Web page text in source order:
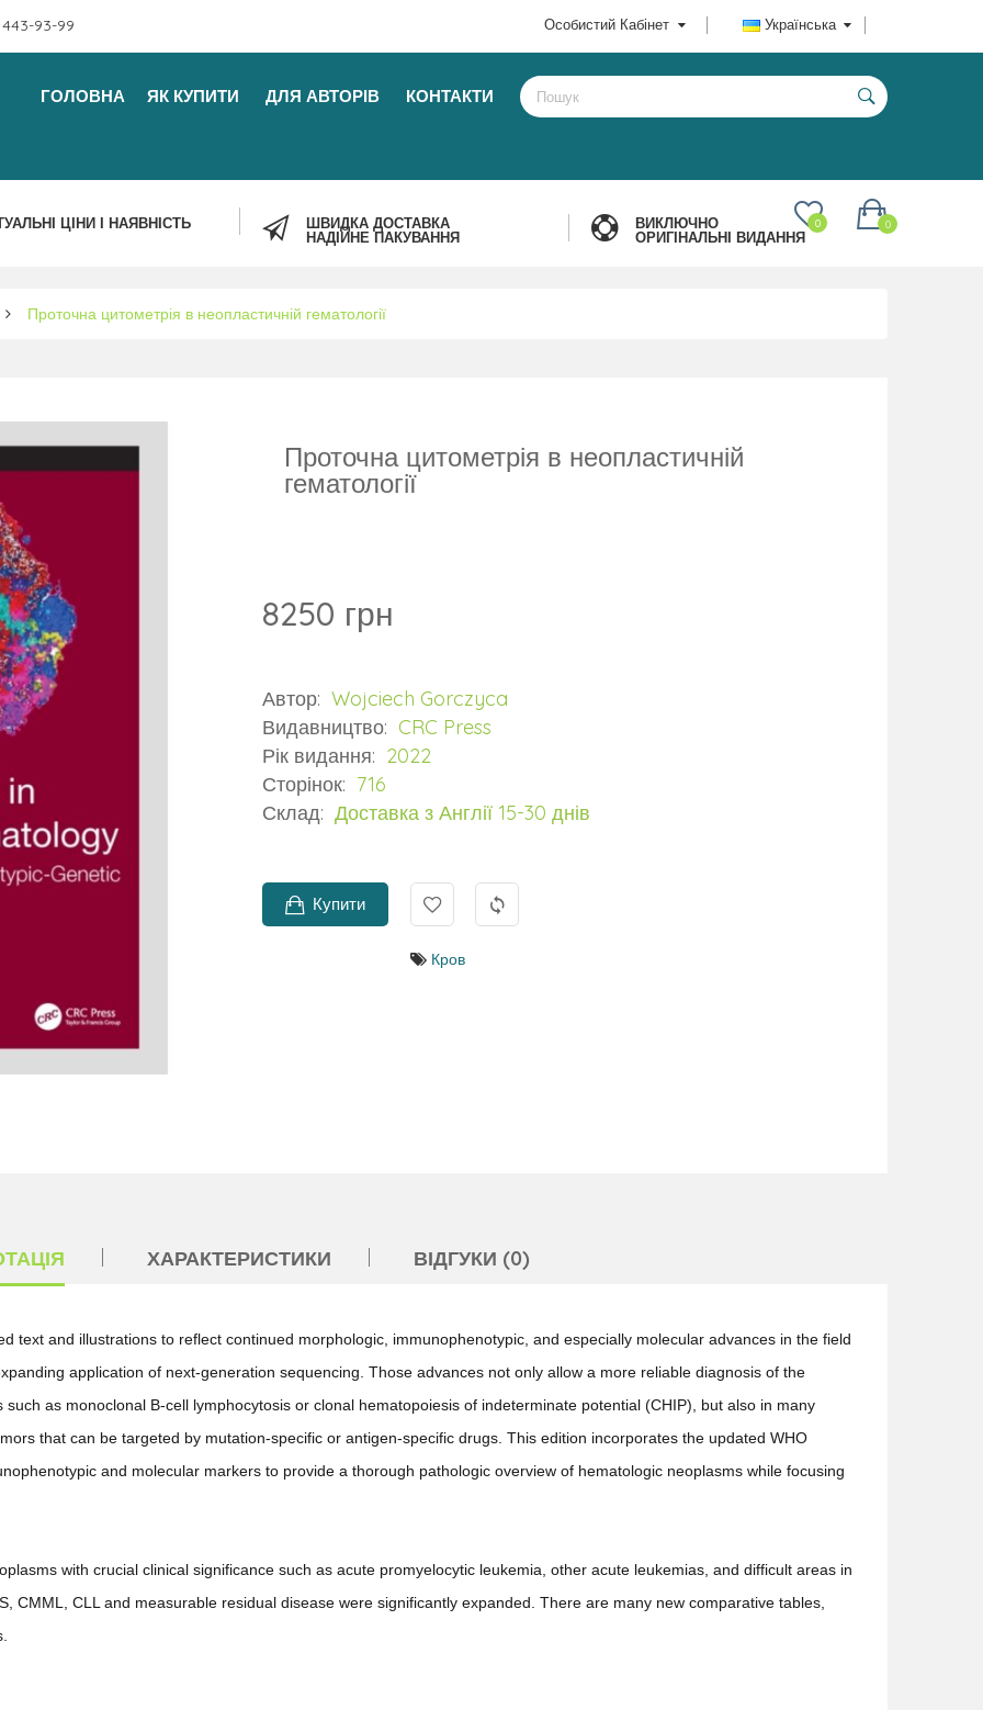
93-99 Українська
Особистий Кабінет
ГОЛОВНА ЯК КУПИТИ ДЛЯ АВТОРІВ КОНТАКТИ
ЦІНИ І НАЯВНІСТЬ
ШВИДКА ДОСТАВКА
НАДІЙНЕ ПАКУВАННЯ
ВИКЛЮЧНО
ОРИГІНАЛЬНІ ВИДАННЯ
0
0
Проточна цитометрія в неопластичній гематології
Проточна цитометрія в неопластичній
гематології
8250 грн
Автор: Wojciech Gorczyca
Видавництво: CRC Press
Рік видання: 2022
Сторінок: 716
Склад: Доставка з Англії 15-30 днів
Купити
Кров
ХАРАКТЕРИСТИКИ ВІДГУКИ (0)
text and illustrations to reflect continued morphologic, immunophenotypic, and especially molecular advances in the field
application of next-generation sequencing. Those advances not only allow a more reliable diagnosis of the
as monoclonal B-cell lymphocytosis or clonal hematopoiesis of indeterminate potential (CHIP), but also in many
that can be targeted by mutation-specific or antigen-specific drugs. This edition incorporates the updated WHO
and molecular markers to provide a thorough pathologic overview of hematologic neoplasms while focusing
with crucial clinical significance such as acute promyelocytic leukemia, other acute leukemias, and difficult areas in
CMML, CLL and measurable residual disease were significantly expanded. There are many new comparative tables,